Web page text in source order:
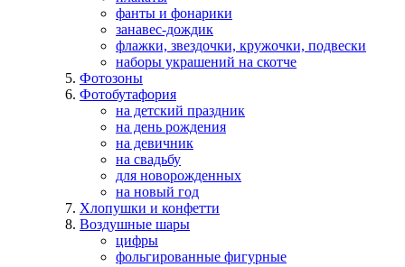
фанты и фонарики
занавес-дождик
флажки, звездочки, кружочки, подвески
наборы украшений на скотче
Фотозоны
Фотобутафория
на детский праздник
на день рождения
на девичник
на свадьбу
для новорожденных
на новый год
Хлопушки и конфетти
Воздушные шары
цифры
фольгированные фигурные